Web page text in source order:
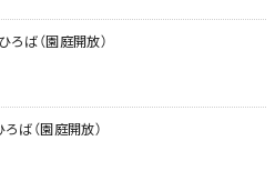
ろば（園庭開放）
ば（園庭開放）